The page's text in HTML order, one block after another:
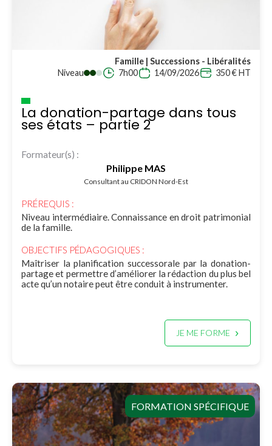
Famille | Successions - Libéralités
Niveau
7h00 14/09/2026 350 € HT
La donation-partage dans tous
ses états – partie 2
Formateur(s) :
Philippe MAS
Consultant au CRIDON Nord-Est
PRÉREQUIS :
Niveau intermédiaire. Connaissance en droit patrimonial
de la famille.
OBJECTIFS PÉDAGOGIQUES :
Maîtriser la planification successorale par la donation-
partage et permettre d’améliorer la rédaction du plus bel
acte qu’un notaire peut être conduit à instrumenter.
JE ME FORME
FORMATION SPÉCIFIQUE